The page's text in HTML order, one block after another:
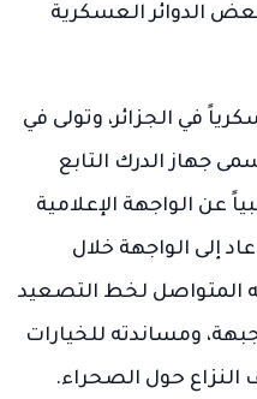
بعض الدوائر العسكرية
في الجزائر، وتولى في
جهاز الدرك التابع
عن الواجهة الإعلامية
إلى الواجهة خلال
المتواصل لخط التصعيد
ومساندته للخيارات
حول الصحراء.